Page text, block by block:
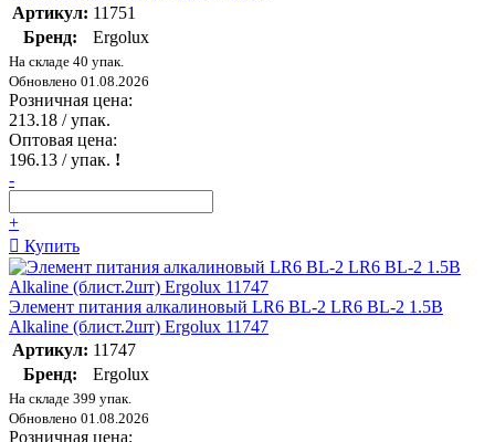
Артикул: 11751
Бренд:
Ergolux
На складе 40 упак.
Обновлено 01.08.2026
Розничная цена:
213.18 / упак.
Оптовая цена:
196.13 / упак. !
-
+
Купить
Элемент питания алкалиновый LR6 BL-2 LR6 BL-2 1.5В
Alkaline (блист.2шт) Ergolux 11747
Артикул: 11747
Бренд:
Ergolux
На складе 399 упак.
Обновлено 01.08.2026
Розничная цена: